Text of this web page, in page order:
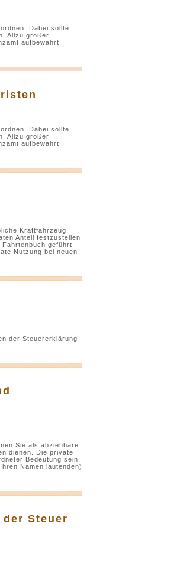
Dabei sollte
Allzu großer
aufbewahrt
Dabei sollte
Allzu großer
aufbewahrt
Kraftfahrzeug
Anteil festzustellen
Fahrtenbuch geführt
Nutzung bei neuen
der Steuererklärung
Sie als abziehbare
dienen. Die private
Bedeutung sein.
Namen lautenden)
Steuer